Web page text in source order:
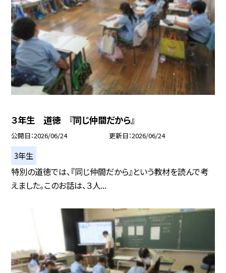
３年生 道徳 『同じ仲間だから』
公開日 2026/06/24 更新日 2026/06/24
3年生
特別の道徳では、『同じ仲間だから』という教材を読んで考
えました。このお話は、３人...